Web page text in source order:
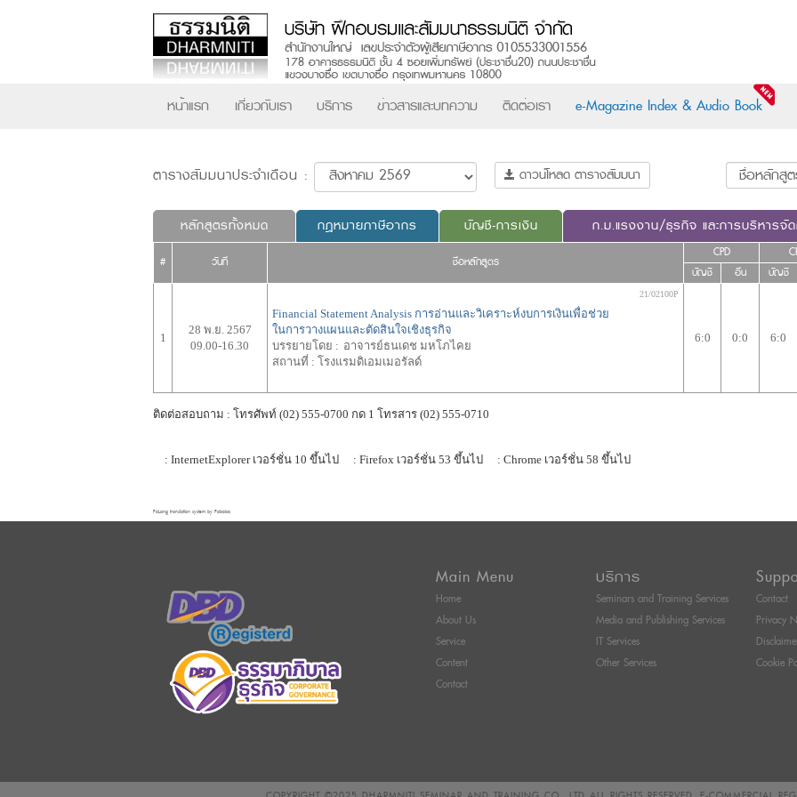
หน้าแรก เกี่ยวกับเรา บริการ ข่าวสารและบทความ ติดต่อเรา e-Magazine Index & Audio Book
ตารางสัมมนาประจำเดือน : ดาวน์โหลด ตารางสัมมนา
หลักสูตรทั้งหมด กฎหมายภาษีอากร บัญชี-การเงิน ก.ม.แรงงาน/ธุรกิจ และการบริหารจั
# วันที่ ชื่อหลักสูตร
CPD
บัญชี อื่น บัญชี
1
28 พ.ย. 2567
09.00-16.30
Financial Statement Analysis การอ่านและวิเคราะห์งบการเงินเพื่อช่วย
ในการวางแผนและตัดสินใจเชิงธุรกิจ
บรรยายโดย : อาจารย์ธนเดช มหโภไคย
สถานที่ : โรงแรมดิเอมเมอรัลด์
21/02100P
6:0 0:0 6:0
ติดต่อสอบถาม : โทรศัพท์ (02) 555-0700 กด 1 โทรสาร (02) 555-0710
: InternetExplorer เวอร์ชั่น 10 ขึ้นไป : Firefox เวอร์ชั่น 53 ขึ้นไป : Chrome เวอร์ชั่น 58 ขึ้นไป
FaLang translation system by Faboba
Main Menu
Home
About Us
Service
Content
Contact
บริการ
Seminars and Training Services
Media and Publishing Services
IT Services
Other Services
Contact
Privacy
Cookie